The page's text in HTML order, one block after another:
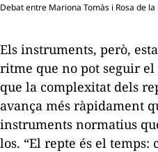
Debat entre Mariona Tomàs i Rosa de
Els instruments, però,
ritme que no pot seguir
que la complexitat dels
avança més ràpidament
instruments normatius
los. “El repte és el temps: